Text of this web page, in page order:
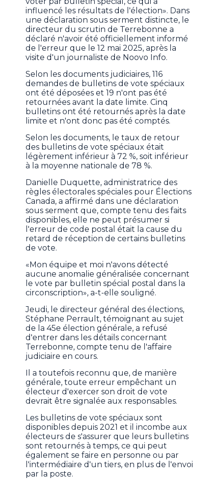
influencé les résultats de l'élection». Dans
une déclaration sous serment distincte, le
directeur du scrutin de Terrebonne a
déclaré n'avoir été officiellement informé
de l'erreur que le 12 mai 2025, après la
visite d'un journaliste de Noovo Info.
Selon les documents judiciaires, 116
demandes de bulletins de vote spéciaux
ont été déposées et 19 n'ont pas été
retournées avant la date limite. Cinq
bulletins ont été retournés après la date
limite et n'ont donc pas été comptés.
Selon les documents, le taux de retour
des bulletins de vote spéciaux était
légèrement inférieur à 72 %, soit inférieur
à la moyenne nationale de 78 %.
Danielle Duquette, administratrice des
règles électorales spéciales pour Élections
Canada, a affirmé dans une déclaration
sous serment que, compte tenu des faits
disponibles, elle ne peut présumer si
l'erreur de code postal était la cause du
retard de réception de certains bulletins
de vote.
«Mon équipe et moi n'avons détecté
aucune anomalie généralisée concernant
le vote par bulletin spécial postal dans la
circonscription», a-t-elle souligné.
Jeudi, le directeur général des élections,
Stéphane Perrault, témoignant au sujet
de la 45e élection générale, a refusé
d'entrer dans les détails concernant
Terrebonne, compte tenu de l'affaire
judiciaire en cours.
Il a toutefois reconnu que, de manière
générale, toute erreur empêchant un
électeur d'exercer son droit de vote
devrait être signalée aux responsables.
Les bulletins de vote spéciaux sont
disponibles depuis 2021 et il incombe aux
électeurs de s'assurer que leurs bulletins
sont retournés à temps, ce qui peut
également se faire en personne ou par
l'intermédiaire d'un tiers, en plus de l'envoi
par la poste.